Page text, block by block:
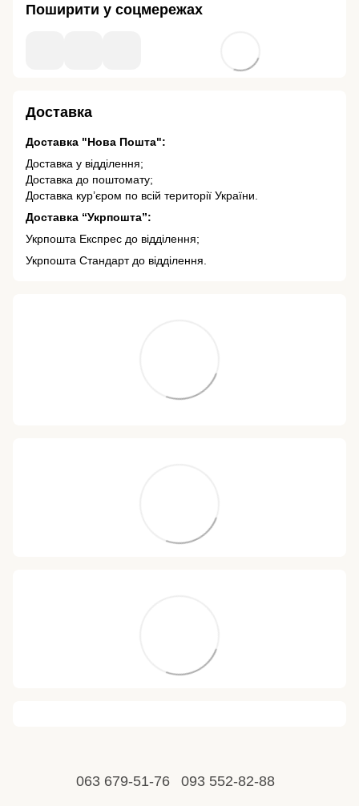
Поширити у соцмережах
Доставка
Доставка "Нова Пошта":
Доставка у відділення;
Доставка до поштомату;
Доставка кур’єром по всій території України.
Доставка “Укрпошта”:
Укрпошта Експрес до відділення;
Укрпошта Стандарт до відділення.
063 679-51-76 093 552-82-88